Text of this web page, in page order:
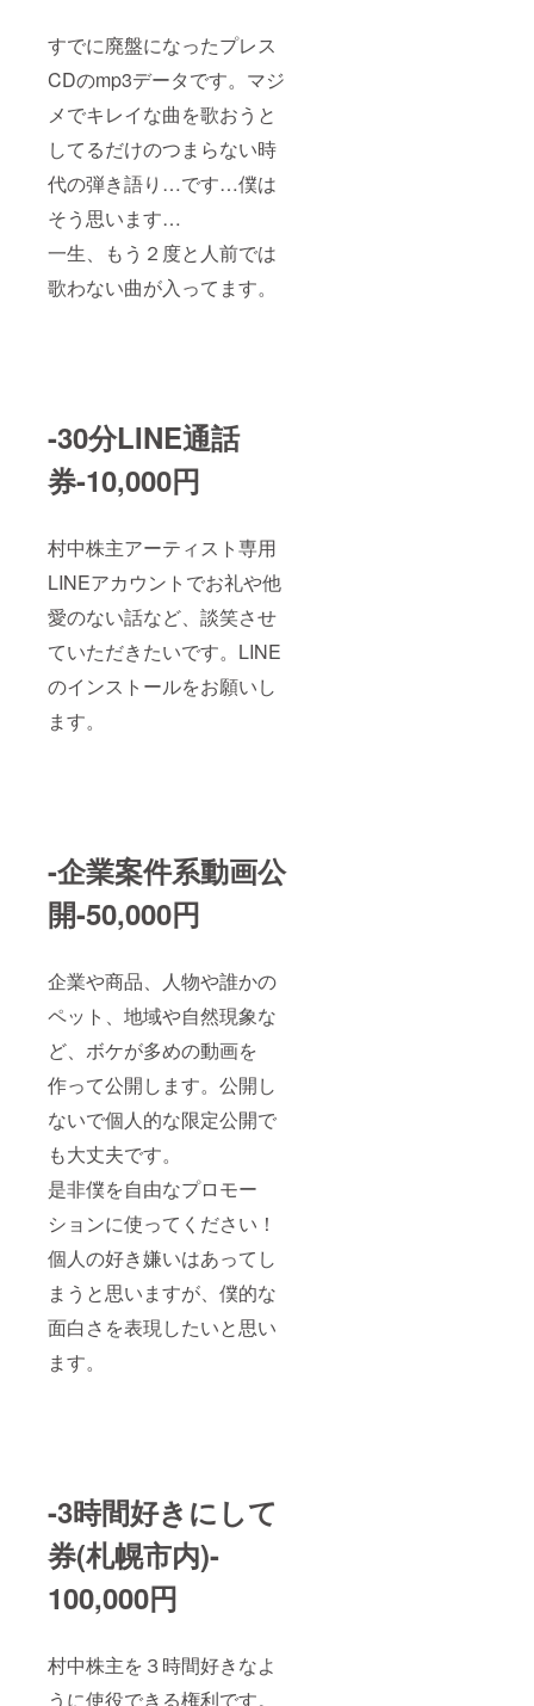
すでに廃盤になったプレス
CDのmp3データです。マジ
メでキレイな曲を歌おうと
してるだけのつまらない時
代の弾き語り…です…僕は
そう思います…
一生、もう２度と人前では
歌わない曲が入ってます。
-30分LINE通話
券-10,000円
村中株主アーティスト専用
LINEアカウントでお礼や他
愛のない話など、談笑させ
ていただきたいです。LINE
のインストールをお願いし
ます。
-企業案件系動画公
開-50,000円
企業や商品、人物や誰かの
ペット、地域や自然現象な
ど、ボケが多めの動画を
作って公開します。公開し
ないで個人的な限定公開で
も大丈夫です。
是非僕を自由なプロモー
ションに使ってください！
個人の好き嫌いはあってし
まうと思いますが、僕的な
面白さを表現したいと思い
ます。
-3時間好きにして
券(札幌市内)-
100,000円
村中株主を３時間好きなよ
うに使役できる権利です。